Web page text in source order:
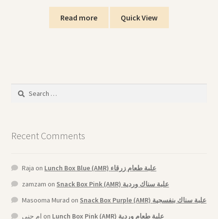
Read more Quick View
Search
Recent Comments
Raja on
Lunch Box Blue (AMR) علبة طعام زرقاء
zamzam on
Snack Box Pink (AMR) علبة سناك وردية
Masooma Murad on
Snack Box Purple (AMR) علبة سناك بنفسجية
ام جنى on Lunch Box Pink (AMR) علبة طعام وردية